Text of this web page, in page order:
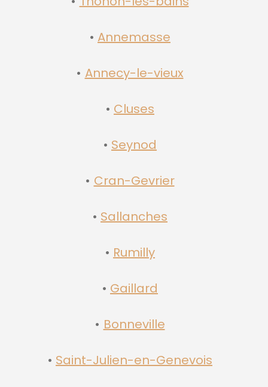
Annemasse
Annecy-le-vieux
Cluses
Seynod
Cran-Gevrier
Sallanches
Rumilly
Gaillard
Bonneville
Saint-Julien-en-Genevois